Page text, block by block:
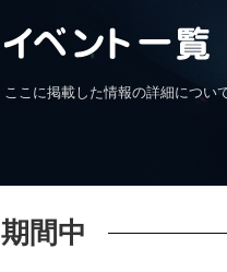
ここに掲載した情報の詳細につい
期間中